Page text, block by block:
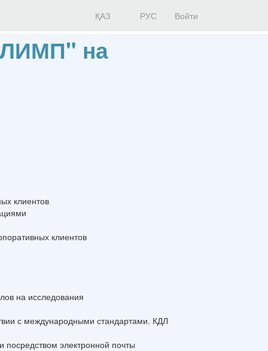
ҚАЗ РУС Войти
на
клиентов
клиентов
на исследования
с международными стандартами. КДЛ
посредством электронной почты